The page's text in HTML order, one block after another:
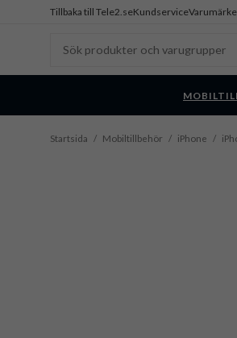
Tillbaka till Tele2.seKundservice
Startsida / Mobiltillbehör / iPhone /